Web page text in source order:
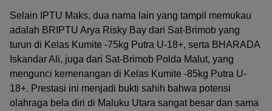
Selain IPTU Maks, dua nama lain yang tampil memukau
adalah BRIPTU Arya Risky Bay dari Sat-Brimob yang
turun di Kelas Kumite -75kg Putra U-18+, serta BHARADA
Iskandar Ali, juga dari Sat-Brimob Polda Malut, yang
mengunci kemenangan di Kelas Kumite -85kg Putra U-
18+. Prestasi ini menjadi bukti sahih bahwa potensi
olahraga bela diri di Maluku Utara sangat besar dan sama